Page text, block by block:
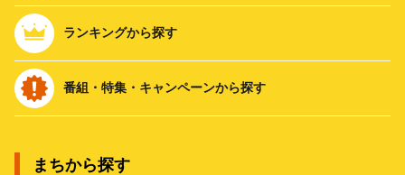
ランキングから探す
番組・特集・キャンペーンから探す
まちから探す